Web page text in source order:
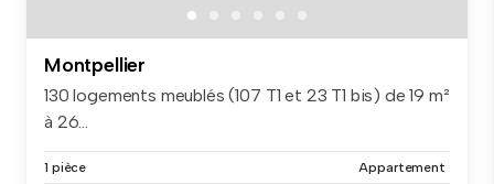
Montpellier
130 logements meublés (107 T1 et 23 T1 bis) de 19 m²
à 26...
1 pièce Appartement